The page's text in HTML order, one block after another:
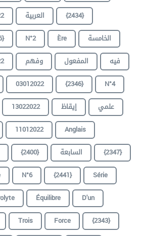
العربية
{2434}
N°2 Ère
الخامسة
وفهم المفعول
فيه
03012022 {2346}
N°4
13022022 إيقاظ
علمي
11012022
Anglais
{2400} السابعة
{2347}
N°6 {2441}
Série
Équilibre
D'un
Trois Force
{2343}